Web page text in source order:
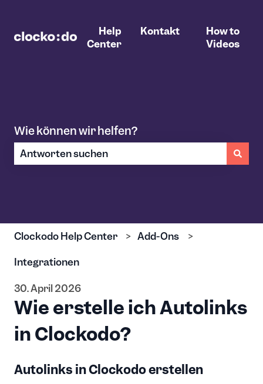
Help
Center
Kontakt
How to
Videos
Wie können wir helfen?
Clockodo Help Center Add-Ons
Integrationen
30. April 2026
Wie erstelle ich Autolinks
in Clockodo?
Autolinks in Clockodo erstellen